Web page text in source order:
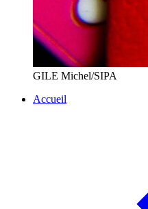
GILE Michel/SIPA
Accueil